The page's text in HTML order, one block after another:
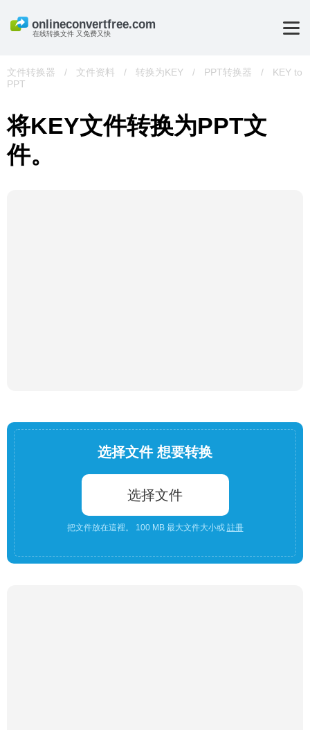
在线转换文件 又免费又快
文件转换器 / 文件资料 / 转换为KEY / PPT转换器 /
KEY to
PPT
将KEY文件转换为PPT文
件。
选择文件 想要转换
选择文件
把文件放在這裡。 100 MB 最大文件大小或 註冊